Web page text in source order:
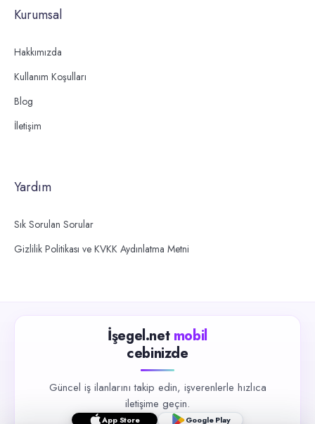
Kurumsal
Hakkımızda
Kullanım Koşulları
Blog
İletişim
Yardım
Sık Sorulan Sorular
Gizlilik Politikası ve KVKK Aydınlatma Metni
İşegel.net mobil
cebinizde
Güncel iş ilanlarını takip edin, işverenlerle hızlıca
iletişime geçin.
App Store Google Play